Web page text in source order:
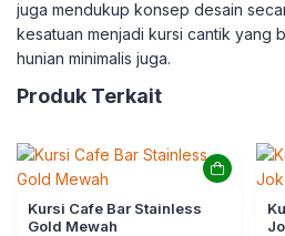
juga mendukup konsep desain
kesatuan menjadi kursi cantik yang
hunian minimalis juga.
Produk Terkait
Kursi Cafe Bar Stainless
Gold Mewah